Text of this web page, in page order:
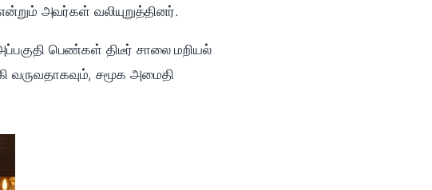
அவர்கள் வலியுறுத்தினர்.
பெண்கள் திடீர் சாலை மறியல்
வருவதாகவும், சமூக அமைதி